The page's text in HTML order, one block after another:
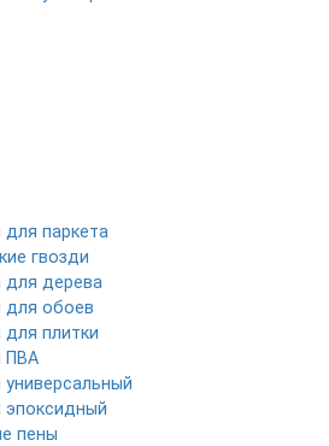
для паркета
гвозди
для дерева
для обоев
для плитки
ПВА
универсальный
эпоксидный
пены